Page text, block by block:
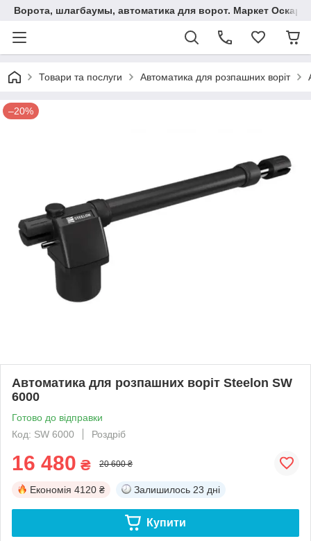
Ворота, шлагбаумы, автоматика для ворот. Маркет Оскар.
Товари та послуги Автоматика для розпашних воріт
–20%
Автоматика для розпашних воріт Steelon SW
6000
Готово до відправки
Код: SW 6000
Роздріб
16 480 ₴ 20 600 ₴
Економія 4120 ₴ Залишилось 23 дні
Купити